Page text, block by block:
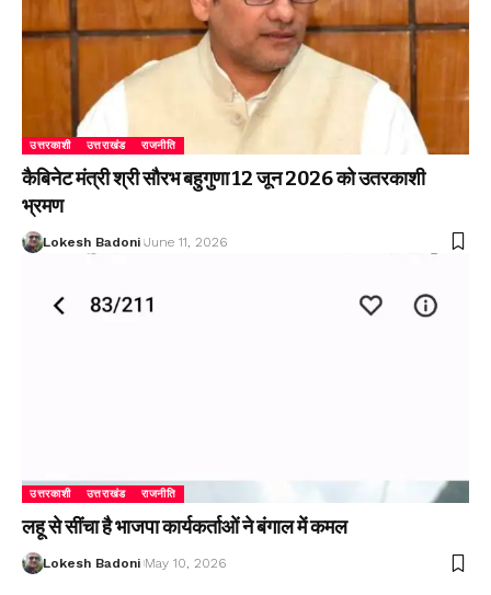
उत्तरकाशी उत्तराखंड राजनीति
कैबिनेट मंत्री श्री सौरभ बहुगुणा 12 जून 2026 को उतरकाशी
भ्रमण
Lokesh Badoni June 11, 2026
उत्तरकाशी उत्तराखंड राजनीति
लहू से सींचा है भाजपा कार्यकर्ताओं ने बंगाल में कमल
Lokesh Badoni May 10, 2026